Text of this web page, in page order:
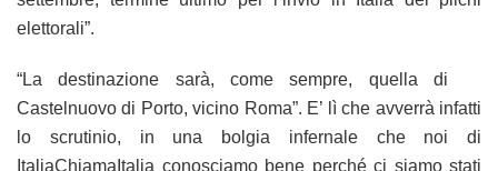
elettorali”.
“La destinazione sarà, come sempre, quella di
Castelnuovo di Porto, vicino Roma”. E’ lì che avverrà infatti
lo scrutinio, in una bolgia infernale che noi di
ItaliaChiamaItalia conosciamo bene perché ci siamo stati